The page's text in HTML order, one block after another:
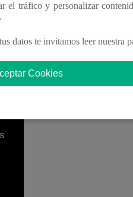
el tráfico y personalizar
.
datos te invitamos leer nuestra
Cookies